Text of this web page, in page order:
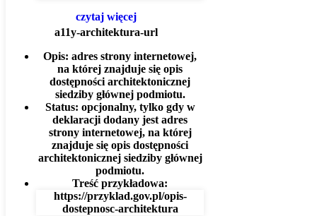
czytaj więcej
a11y-architektura-url
Opis: adres strony internetowej,
na której znajduje się opis
dostępności architektonicznej
siedziby głównej podmiotu.
Status: opcjonalny, tylko gdy w
deklaracji dodany jest adres
strony internetowej, na której
znajduje się opis dostępności
architektonicznej siedziby głównej
podmiotu.
Treść przykładowa:
https://przyklad.gov.pl/opis-
dostepnosc-architektura